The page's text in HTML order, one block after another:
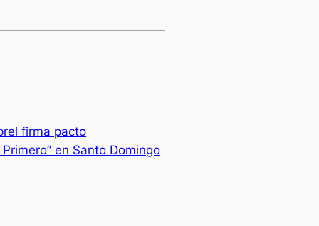
firma pacto
en Santo Domingo